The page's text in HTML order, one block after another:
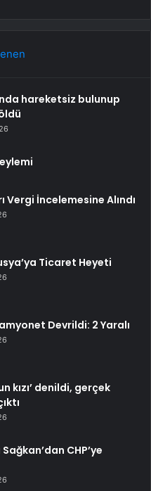
hareketsiz bulunup
Vergi İncelemesine Alındı
Ticaret Heyeti
Devrildi: 2 Yaralı
kızı’ denildi, gerçek
Sağkan’dan CHP’ye